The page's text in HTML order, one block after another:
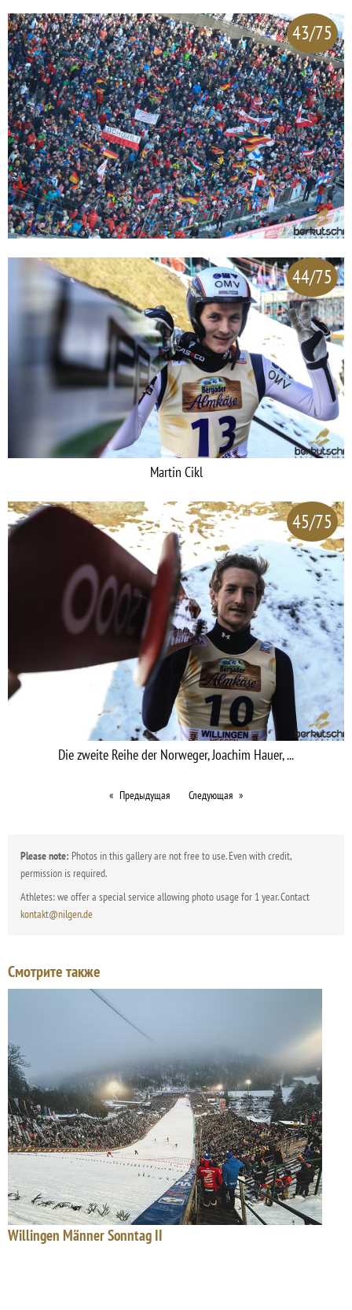
43/75
44/75
Martin Cikl
45/75
Die zweite Reihe der Norweger, Joachim Hauer, ...
Предыдущая Следующая
Please note: Photos in this gallery are not free to use. Even with credit,
permission is required.
Athletes: we offer a special service allowing photo usage for 1 year. Contact
kontakt@nilgen.de
Смотрите также
Willingen Männer Sonntag II